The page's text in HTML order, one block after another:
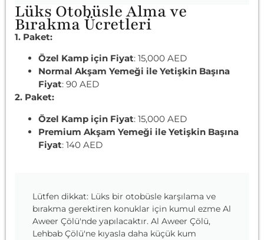
Lüks Otobüsle Alma ve
Bırakma Ücretleri
1. Paket:
Özel Kamp için Fiyat: 15,000 AED
Normal Akşam Yemeği ile Yetişkin Başına
Fiyat: 90 AED
2. Paket:
Özel Kamp için Fiyat: 15,000 AED
Premium Akşam Yemeği ile Yetişkin Başına
Fiyat: 140 AED
Lütfen dikkat: Lüks bir otobüsle karşılama ve
bırakma gerektiren konuklar için kumul ezme Al
Aweer Çölü'nde yapılacaktır. Al Aweer Çölü,
Lehbab Çölü'ne kıyasla daha küçük kum